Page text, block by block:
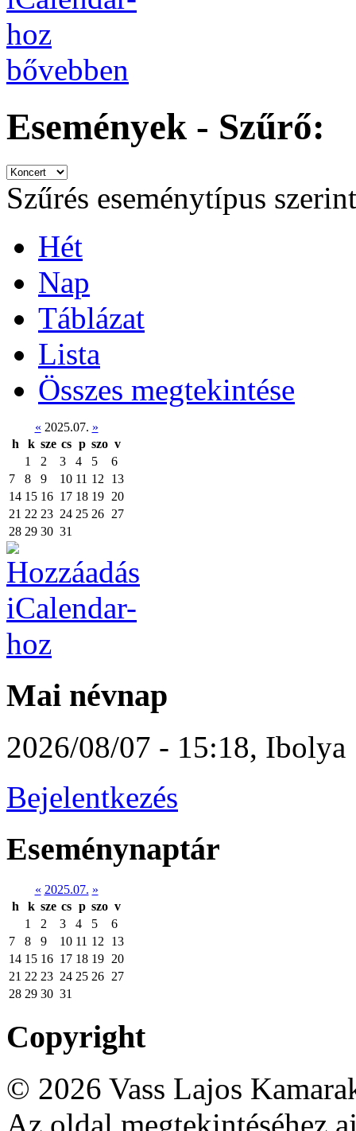
bővebben
Események - Szűrő:
Szűrés eseménytípus szerint
Hét
Nap
Táblázat
Lista
Összes megtekintése
« 2025.07. »
h
k sze cs p szo v
1
2 3 4 5
6
7
8 9 10 11 12
13
14 15 16 17 18 19 20
21 22 23 24 25 26 27
28 29 30 31
Mai névnap
2026/08/07 - 15:18, Ibolya
Bejelentkezés
Eseménynaptár
« 2025.07. »
h
k sze cs p szo v
1
2 3 4 5
6
7
8 9 10 11 12
13
14 15 16 17 18 19 20
21 22 23 24 25 26 27
28 29 30 31
Copyright
© 2026 Vass Lajos